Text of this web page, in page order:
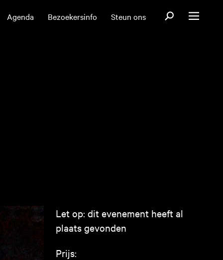
Agenda Bezoekersinfo Steun ons OpenOpen menu
Let op: dit evenement heeft al
plaats gevonden
Prijs: